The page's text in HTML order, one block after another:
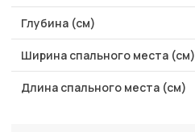
Глубина (см)
Ширина спального места (см)
Длина спального места (см)